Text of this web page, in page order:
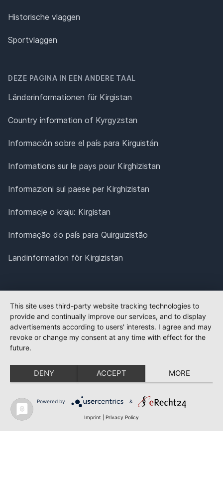
Historische vlaggen
Sportvlaggen
DEZE PAGINA IN EEN ANDERE TAAL
Länderinformationen für Kirgistan
Country information of Kyrgyzstan
Información sobre el país para Kirguistán
Informations sur le pays pour Kirghizistan
Informazioni sul paese per Kirghizistan
Informacje o kraju: Kirgistan
Informação do país para Quirguizistão
Landinformation för Kirgizistan
This site uses third-party website tracking technologies to
provide and continually improve our services, and to display
advertisements according to users' interests. I agree and may
revoke or change my consent at any time with effect for the
future.
DENY ACCEPT MORE
Powered by &
Imprint Privacy Policy